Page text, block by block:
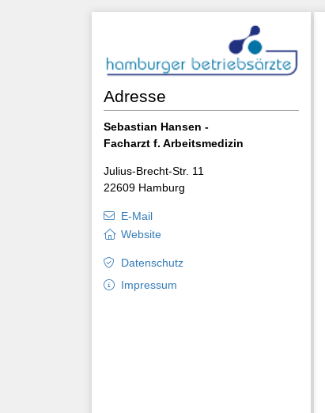
Adresse
Sebastian Hansen -
Facharzt f. Arbeitsmedizin
Julius-Brecht-Str. 11
22609 Hamburg
E-Mail
Website
Datenschutz
Impressum